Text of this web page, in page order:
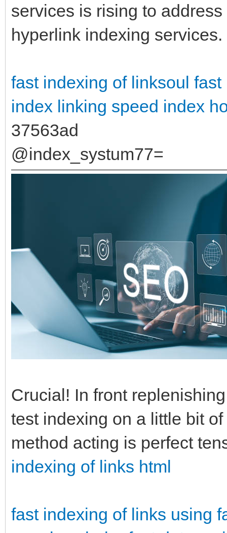
services is rising to
hyperlink indexing services.
fast indexing of linksoul fast
index linking speed index
37563ad
@index_systum77=
Crucial! In front
test indexing on a little bit
method acting is perfect
indexing of links html
fast indexing of links using